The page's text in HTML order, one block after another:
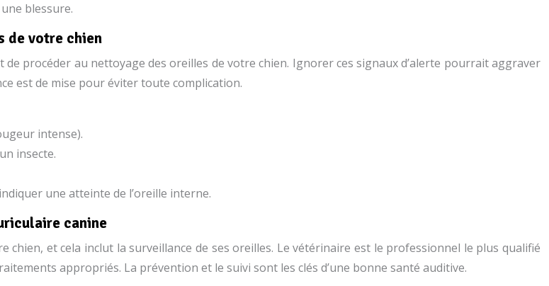
blessure.
de votre chien
procéder au nettoyage des oreilles de votre chien. Ignorer ces signaux d’alerte pourrait aggraver
est de mise pour éviter toute complication.
intense).
insecte.
une atteinte de l’oreille interne.
canine
et cela inclut la surveillance de ses oreilles. Le vétérinaire est le professionnel le plus qualifié
appropriés. La prévention et le suivi sont les clés d’une bonne santé auditive.